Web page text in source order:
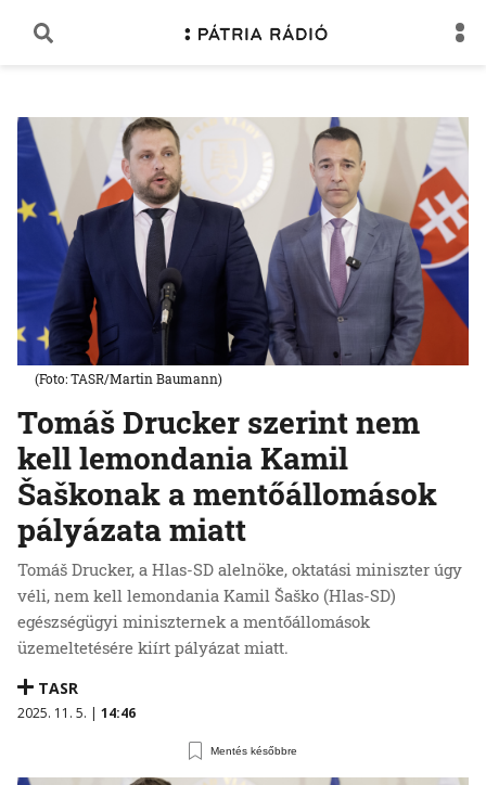
Tomáš Drucker szerint nem
kell lemondania Kamil
Šaškonak a mentőállomások
pályázata miatt
Tomáš Drucker, a Hlas-SD alelnöke, oktatási miniszter úgy
véli, nem kell lemondania Kamil Šaško (Hlas-SD)
egészségügyi miniszternek a mentőállomások
üzemeltetésére kiírt pályázat miatt.
TASR
2025. 11. 5. | 14:46
Mentés későbbre
(Foto: TASR/Martin Baumann)